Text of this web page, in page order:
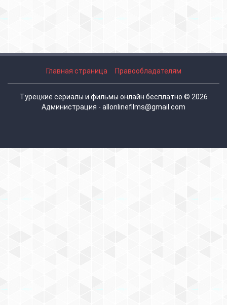
Главная страница Правообладателям
Турецкие сериалы и фильмы онлайн бесплатно © 2026
Администрация - allonlinefilms@gmail.com